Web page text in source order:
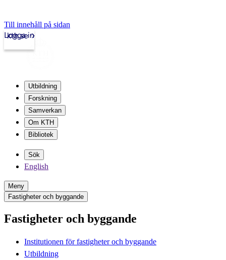
Till innehåll på sidan
kth.se
Logga in
Utbildning
Forskning
Samverkan
Om KTH
Bibliotek
Sök
English
Meny
Fastigheter och byggande
Fastigheter och byggande
Institutionen för fastigheter och byggande
Utbildning